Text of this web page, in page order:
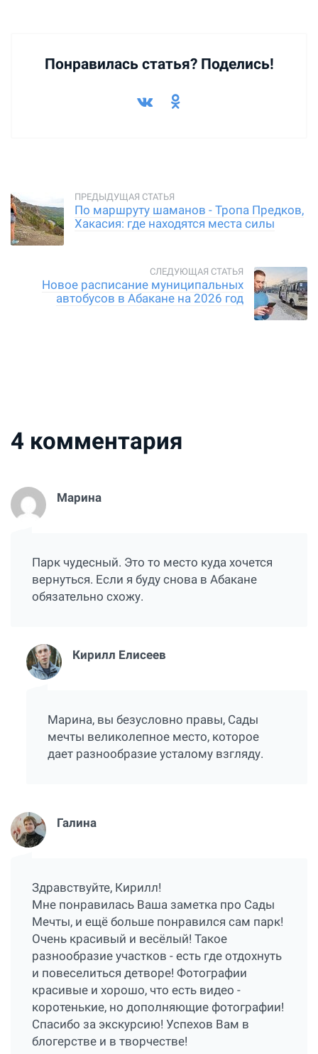
Понравилась статья? Поделись!
По маршруту шаманов - Тропа Предков,
Хакасия: где находятся места силы
Новое расписание муниципальных
автобусов в Абакане на 2026 год
4 комментария
Марина
Парк чудесный. Это то место куда хочется
вернуться. Если я буду снова в Абакане
обязательно схожу.
Кирилл Елисеев
Марина, вы безусловно правы, Сады
мечты великолепное место, которое
дает разнообразие усталому взгляду.
Галина
Здравствуйте, Кирилл!
Мне понравилась Ваша заметка про Сады
Мечты, и ещё больше понравился сам парк!
Очень красивый и весёлый! Такое
разнообразие участков - есть где отдохнуть
и повеселиться детворе! Фотографии
красивые и хорошо, что есть видео -
коротенькие, но дополняющие фотографии!
Спасибо за экскурсию! Успехов Вам в
блогерстве и в творчестве!